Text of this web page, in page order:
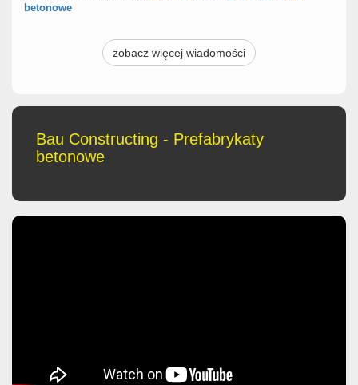
betonowe
zobacz więcej wiadomości
Bau Constructing - Prefabrykaty
betonowe